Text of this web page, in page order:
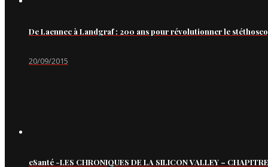
De Laennec à Landgraf : 200 ans pour révolutionner le
20/09/2015
eSanté -LES CHRONIQUES DE LA SILICON VALLEY –